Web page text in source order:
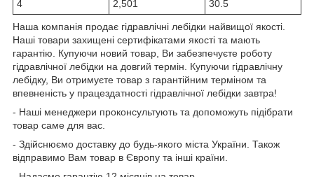
4
2,501 30.5
Наша компанія продає гідравлічні лебідки найвищої якості.
Наші товари захищені сертифікатами якості та мають
гарантію. Купуючи новий товар, Ви забезпечуєте роботу
гідравлічної лебідки на довгий термін. Купуючи гідравлічну
лебідку, Ви отримуєте товар з гарантійним терміном та
впевненість у працездатності гідравлічної лебідки завтра!
- Наші менеджери проконсультують та допоможуть підібрати
товар саме для вас.
- Здійснюємо доставку до будь-якого міста України. Також
відправимо Вам товар в Європу та інші країни.